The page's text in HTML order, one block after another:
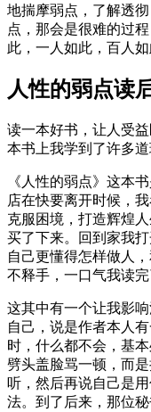
地揣摩弱点，了解透
点，那会是很难的过
此，一人如此，百人
人性的弱点读
读一本好书，让人受
本书上我学到了许多
《人性的弱点》这本
店在快要离开时候，
克服困境，打造辉煌
买了下来。回到家我
自己更懂得怎样做人
不释手，一口气我读
这其中有一个让我影
自己，说是作者本人
时，什么都不会，基
劈头盖脸骂一顿，而
听，然后再说自己是
法。到了后来，那位